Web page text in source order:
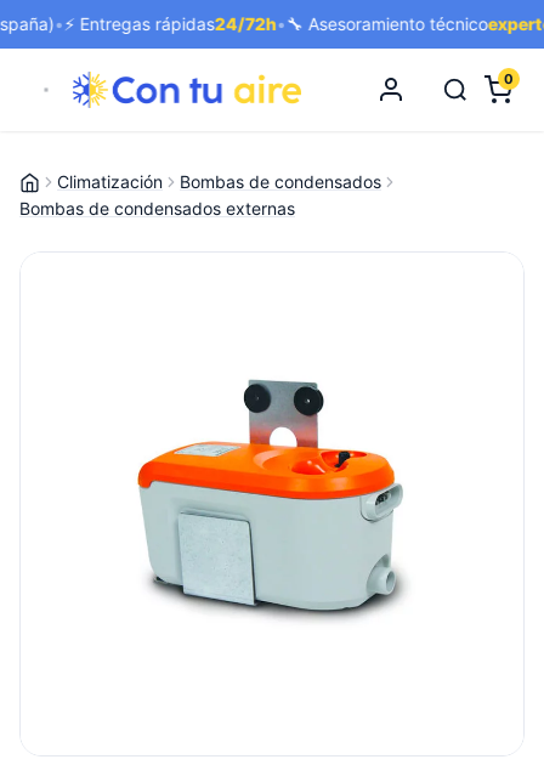
•⚡ Entregas rápidas24/72h•🔧 Asesoramiento técnicoexperto•
0
Climatización
Bombas de condensados
Bombas de condensados externas